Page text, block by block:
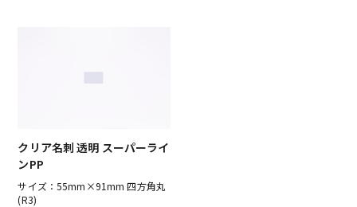
クリア名刺 透明 スーパーライ
ンPP
サイズ：55mm×91mm 四方角丸
(R3)